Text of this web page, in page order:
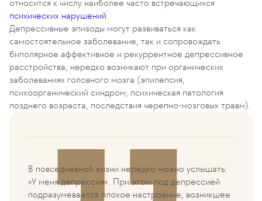
относится к числу наиболее часто встречающихся
психических нарушений.
Депрессивные эпизоды могут развиваться как
самостоятельное заболевание, так и сопровождать
биполярное аффективное и рекуррентное депрессивное
расстройства, нередко возникают при органических
заболеваниях головного мозга (эпилепсия,
психоорганический синдром, психическая патология
позднего возраста, последствия черепно-мозговых травм).
В повседневной жизни нередко можно услышать:
«У меня депрессия». При этом под депрессией
подразумевается плохое настроение, возникшее